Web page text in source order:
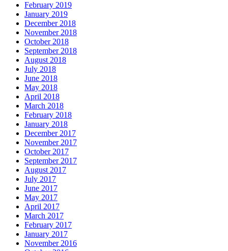
February 2019
January 2019
December 2018
November 2018
October 2018
September 2018
August 2018
July 2018
June 2018
May 2018
April 2018
March 2018
February 2018
January 2018
December 2017
November 2017
October 2017
September 2017
August 2017
July 2017
June 2017
May 2017
April 2017
March 2017
February 2017
January 2017
November 2016